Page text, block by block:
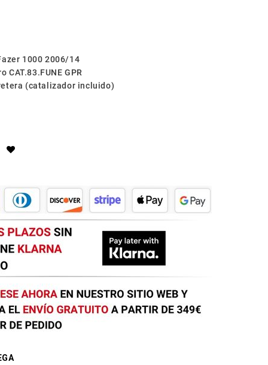
1000 2006/14
CAT.83.FUNE GPR
(catalizador incluido)